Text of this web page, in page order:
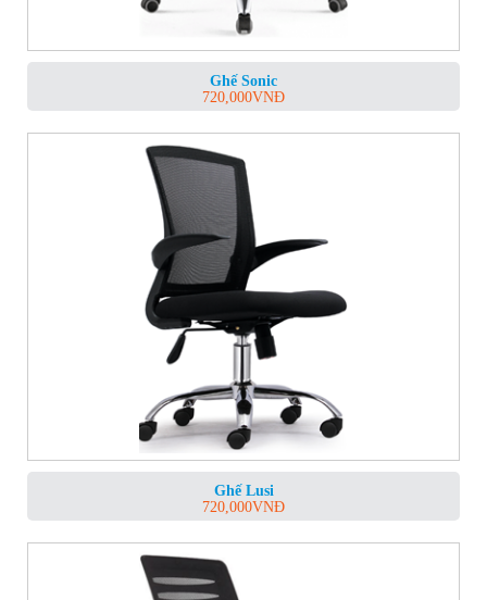
Ghế Sonic
720,000VNĐ
Ghế Lusi
720,000VNĐ